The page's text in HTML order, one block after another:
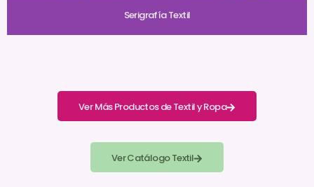
Serigrafía Textil
Ver Más Productos de Textil y Ropa
Ver Catálogo Textil